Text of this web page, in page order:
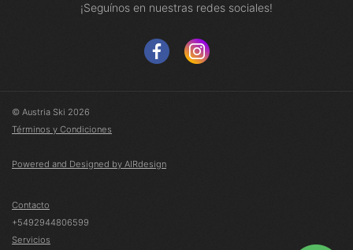
¡Seguínos en nuestras redes sociales!
© Austria Ski 2026
Términos y Condiciones
Powered and Designed by AIRdesign
Contacto
+5492944806599
Servicios